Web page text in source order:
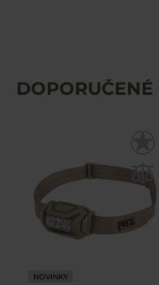
NOVINKY